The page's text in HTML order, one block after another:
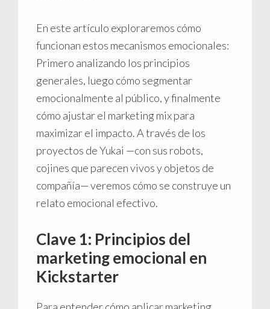
En este artículo exploraremos cómo
funcionan estos mecanismos emocionales:
Primero analizando los principios
generales, luego cómo segmentar
emocionalmente al público, y finalmente
cómo ajustar el marketing mix para
maximizar el impacto. A través de los
proyectos de Yukai —con sus robots,
cojines que parecen vivos y objetos de
compañía— veremos cómo se construye un
relato emocional efectivo.
Clave 1: Principios del
marketing emocional en
Kickstarter